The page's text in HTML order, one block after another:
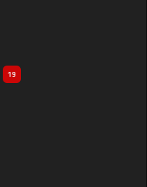
19